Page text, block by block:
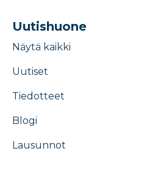
Uutishuone
Näytä kaikki
Uutiset
Tiedotteet
Blogi
Lausunnot